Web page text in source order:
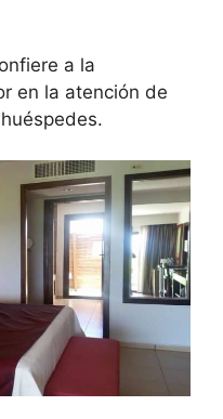
a la
en la atención de